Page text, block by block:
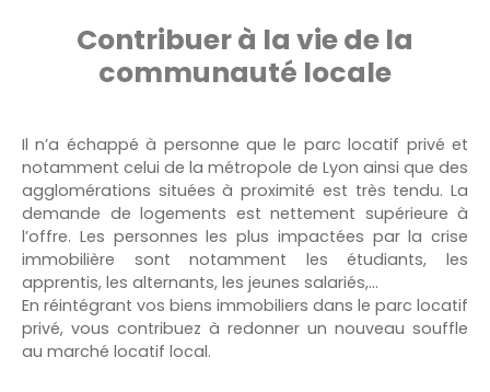
Contribuer à la vie de la
communauté locale
Il n’a échappé à personne que le parc locatif privé et
notamment celui de la métropole de Lyon ainsi que des
agglomérations situées à proximité est très tendu. La
demande de logements est nettement supérieure à
l’offre. Les personnes les plus impactées par la crise
immobilière sont notamment les étudiants, les
apprentis, les alternants, les jeunes salariés,…
En réintégrant vos biens immobiliers dans le parc locatif
privé, vous contribuez à redonner un nouveau souffle
au marché locatif local.